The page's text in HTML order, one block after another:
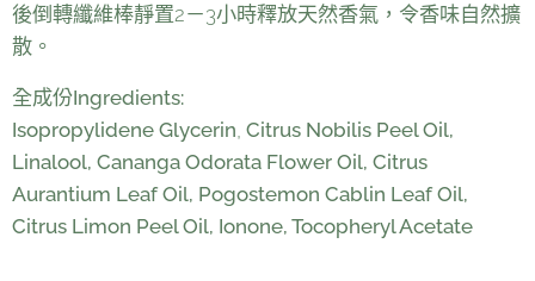
後倒轉纖維棒靜置2－3小時釋放天然香氣，令香味自然擴
散。
全成份Ingredients:
Isopropylidene Glycerin Citrus Nobilis Peel Oil,
Linalool, Cananga Odorata Flower Oil, Citrus
Aurantium Leaf Oil, Pogostemon Cablin Leaf Oil,
Citrus Limon Peel Oil, Ionone, Tocopheryl Acetate